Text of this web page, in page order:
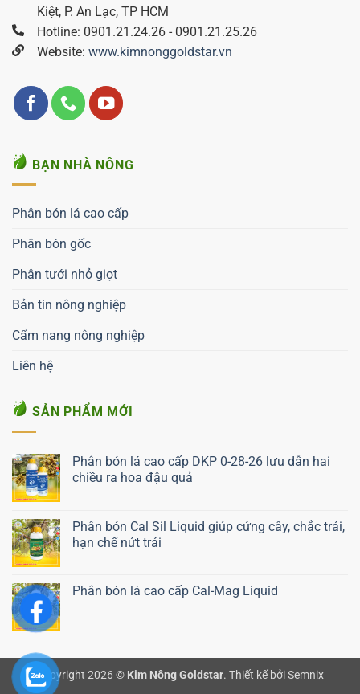
Kiệt, P. An Lạc, TP HCM
Hotline: 0901.21.24.26 - 0901.21.25.26
Website: www.kimnonggoldstar.vn
BẠN NHÀ NÔNG
Phân bón lá cao cấp
Phân bón gốc
Phân tưới nhỏ giọt
Bản tin nông nghiệp
Cẩm nang nông nghiệp
Liên hệ
SẢN PHẨM MỚI
Phân bón lá cao cấp DKP 0-28-26 lưu dẫn hai
chiều ra hoa đậu quả
Phân bón Cal Sil Liquid giúp cứng cây, chắc trái,
hạn chế nứt trái
Liên hệ ngay
Phân bón lá cao cấp Cal-Mag Liquid
Copyright 2026 © Kim Nông Goldstar. Thiết kế bởi Semnix